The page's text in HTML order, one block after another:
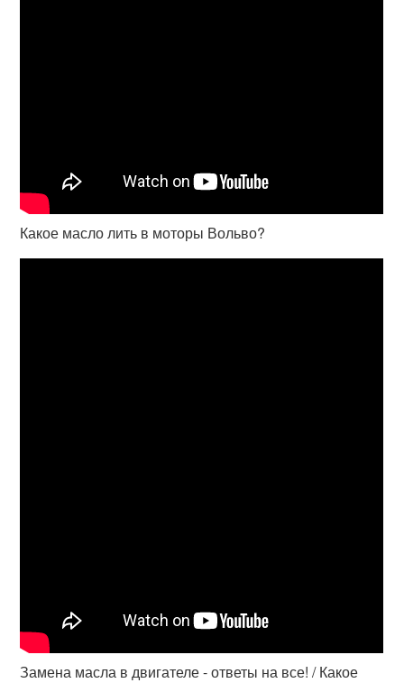
Какое масло лить в моторы Вольво?
Замена масла в двигателе - ответы на все! / Какое